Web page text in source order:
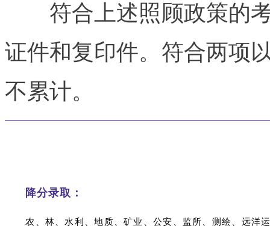
符合上述照顾政策的考
证件和复印件。符合两项
不累计。
降分录取：
农、林、水利、地质、矿业、公安、监所、测绘、远洋